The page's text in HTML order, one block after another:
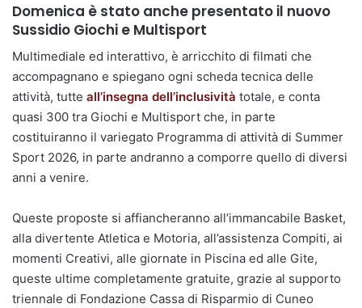
Domenica è stato anche presentato il nuovo
Sussidio Giochi e Multisport
Multimediale ed interattivo, è arricchito di filmati che
accompagnano e spiegano ogni scheda tecnica delle
attività, tutte all’insegna dell’inclusività totale, e conta
quasi 300 tra Giochi e Multisport che, in parte
costituiranno il variegato Programma di attività di Summer
Sport 2026, in parte andranno a comporre quello di diversi
anni a venire.
Queste proposte si affiancheranno all’immancabile Basket,
alla divertente Atletica e Motoria, all’assistenza Compiti, ai
momenti Creativi, alle giornate in Piscina ed alle Gite,
queste ultime completamente gratuite, grazie al supporto
triennale di Fondazione Cassa di Risparmio di Cuneo